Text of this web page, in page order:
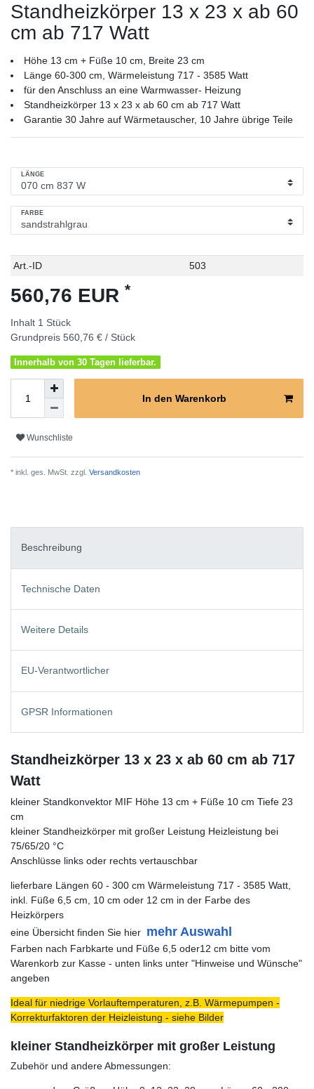
Standheizkörper 13 x 23 x ab 60
cm ab 717 Watt
Höhe 13 cm + Füße 10 cm, Breite 23 cm
Länge 60-300 cm, Wärmeleistung 717 - 3585 Watt
für den Anschluss an eine Warmwasser- Heizung
Standheizkörper 13 x 23 x ab 60 cm ab 717 Watt
Garantie 30 Jahre auf Wärmetauscher, 10 Jahre übrige Teile
LÄNGE
FARBE
Technisches
Wert
Art.-ID 503
560,76 EUR *
Inhalt 1 Stück
Grundpreis 560,76 € / Stück
Innerhalb von 30 Tagen lieferbar.
In den Warenkorb
Wunschliste
* inkl. ges. MwSt. zzgl. Versandkosten
Beschreibung
Technische Daten
Weitere Details
EU-Verantwortlicher
GPSR Informationen
Standheizkörper 13 x 23 x ab 60 cm ab 717
Watt
kleiner Standkonvektor MIF Höhe 13 cm + Füße 10 cm Tiefe 23
cm
kleiner Standheizkörper mit großer Leistung Heizleistung bei
75/65/20 °C
Anschlüsse links oder rechts vertauschbar
lieferbare Längen 60 - 300 cm Wärmeleistung 717 - 3585 Watt,
inkl. Füße 6,5 cm, 10 cm oder 12 cm in der Farbe des
Heizkörpers
eine Übersicht finden Sie hier mehr Auswahl
Farben nach Farbkarte und Füße 6,5 oder12 cm bitte vom
Warenkorb zur Kasse - unten links unter "Hinweise und Wünsche"
angeben
Ideal für niedrige Vorlauftemperaturen, z.B. Wärmepumpen -
Korrekturfaktoren der Heizleistung - siehe Bilder
kleiner Standheizkörper mit großer Leistung
Zubehör und andere Abmessungen: